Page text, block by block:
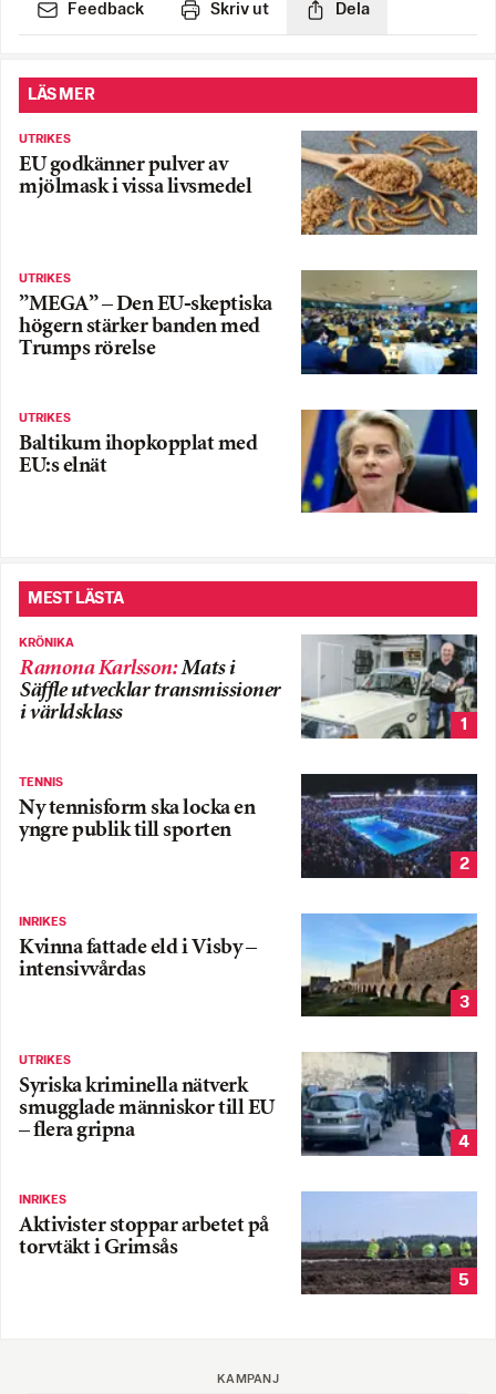
Feedback Skriv ut Dela
LÄS MER
UTRIKES
EU godkänner pulver av
mjölmask i vissa livsmedel
UTRIKES
”MEGA” – Den EU-skeptiska
högern stärker banden med
Trumps rörelse
UTRIKES
Baltikum ihopkopplat med
EU:s elnät
MEST LÄSTA
KRÖNIKA
Ramona Karlsson:Mats i
Säffle utvecklar transmissioner
i världsklass
1
TENNIS
Ny tennisform ska locka en
yngre publik till sporten
2
INRIKES
Kvinna fattade eld i Visby –
intensivvårdas
3
UTRIKES
Syriska kriminella nätverk
smugglade människor till EU
– flera gripna
4
INRIKES
Aktivister stoppar arbetet på
torvtäkt i Grimsås
5
KAMPANJ